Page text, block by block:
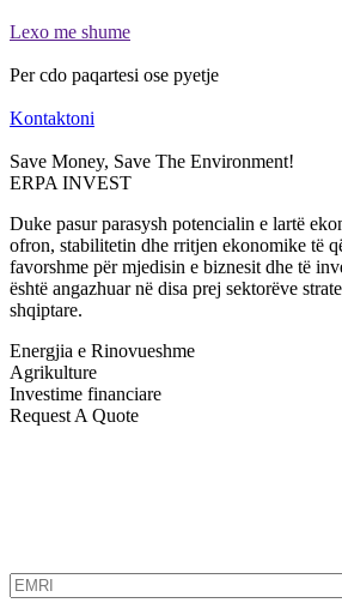
Lexo me shume
Per cdo paqartesi ose pyetje
Kontaktoni
Save Money, Save The Environment!
ERPA INVEST
Duke pasur parasysh potencialin e lartë
ofron, stabilitetin dhe rritjen ekonomike të
favorshme për mjedisin e biznesit dhe të
është angazhuar në disa prej sektorëve
shqiptare.
Energjia e Rinovueshme
Agrikulture
Investime financiare
Request A Quote